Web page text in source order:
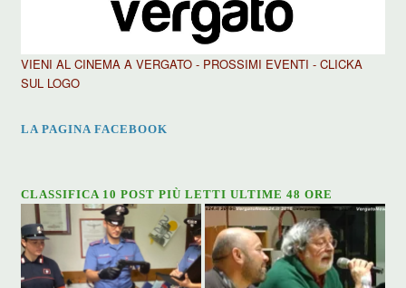
VIENI AL CINEMA A VERGATO - PROSSIMI EVENTI - CLICKA
SUL LOGO
LA PAGINA FACEBOOK
CLASSIFICA 10 POST PIÙ LETTI ULTIME 48 ORE